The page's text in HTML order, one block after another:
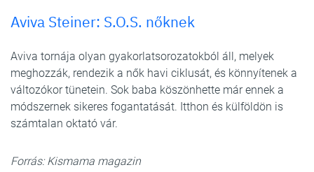
Aviva Steiner: S.O.S. nőknek
Aviva tornája olyan gyakorlatsorozatokból áll, melyek
meghozzák, rendezik a nők havi ciklusát, és könnyítenek a
változókor tünetein. Sok baba köszönhette már ennek a
módszernek sikeres fogantatását. Itthon és külföldön is
számtalan oktató vár.
Forrás: Kismama magazin